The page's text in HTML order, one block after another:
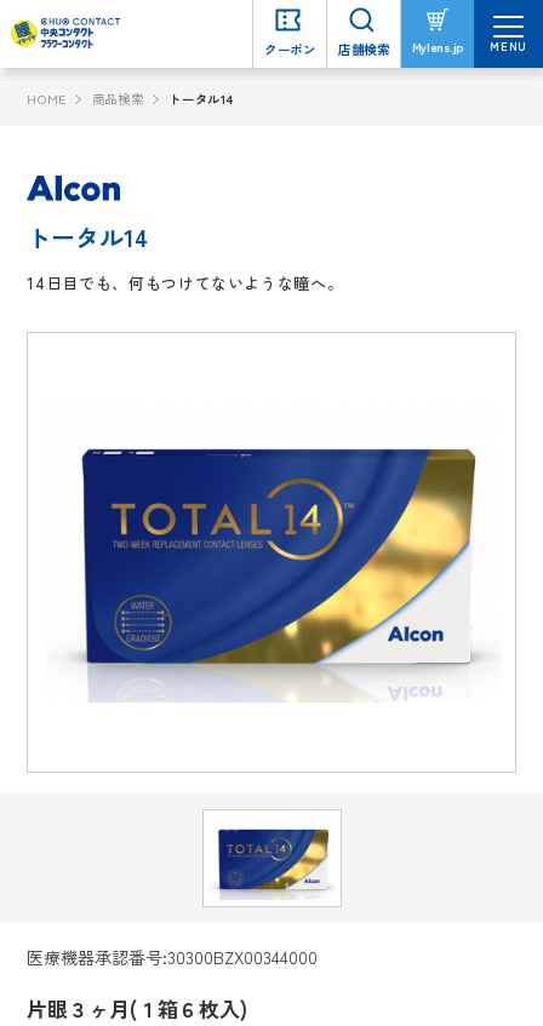
クーポン 店舗検索 Mylens.jp MENU
HOME 商品検索 トータル14
トータル14
14日目でも、何もつけてないような瞳へ。
医療機器承認番号:30300BZX00344000
片眼３ヶ月(１箱６枚入)
クーポン 店舗検索 Mylens.jp MENU